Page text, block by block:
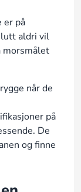
er på
aldri vil
morsmålet
når de
på
De
og finne